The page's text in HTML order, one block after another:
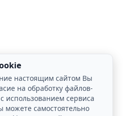
настоящим сайтом Вы
на обработку файлов-
использованием сервиса
можете самостоятельно